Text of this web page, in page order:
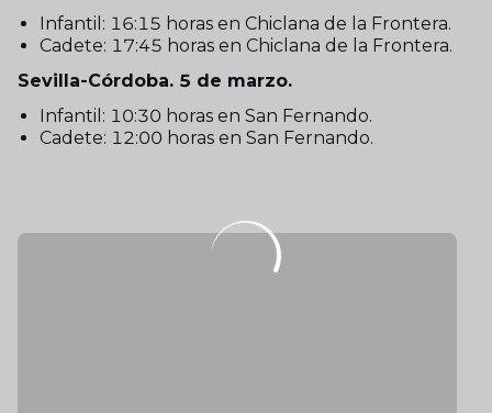
Infantil: 16:15 horas en Chiclana de la Frontera.
Cadete: 17:45 horas en Chiclana de la Frontera.
Sevilla-Córdoba. 5 de marzo.
Infantil: 10:30 horas en San Fernando.
Cadete: 12:00 horas en San Fernando.